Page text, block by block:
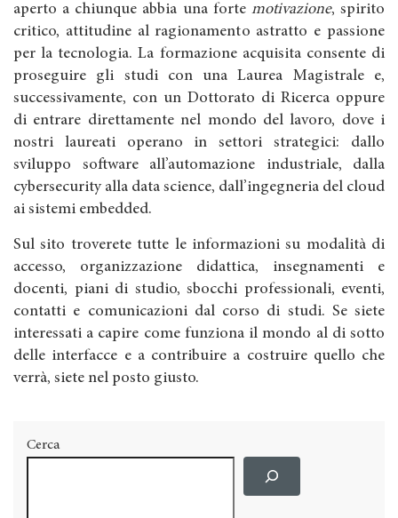
aperto a chiunque abbia una forte motivazione, spirito
critico, attitudine al ragionamento astratto e passione
per la tecnologia. La formazione acquisita consente di
proseguire gli studi con una Laurea Magistrale e,
successivamente, con un Dottorato di Ricerca oppure
di entrare direttamente nel mondo del lavoro, dove i
nostri laureati operano in settori strategici: dallo
sviluppo software all’automazione industriale, dalla
cybersecurity alla data science, dall’ingegneria del cloud
ai sistemi embedded.
Sul sito troverete tutte le informazioni su modalità di
accesso, organizzazione didattica, insegnamenti e
docenti, piani di studio, sbocchi professionali, eventi,
contatti e comunicazioni dal corso di studi. Se siete
interessati a capire come funziona il mondo al di sotto
delle interfacce e a contribuire a costruire quello che
verrà, siete nel posto giusto.
Cerca